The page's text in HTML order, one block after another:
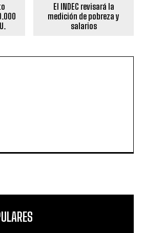
El INDEC revisará la
medición de pobreza y
salarios